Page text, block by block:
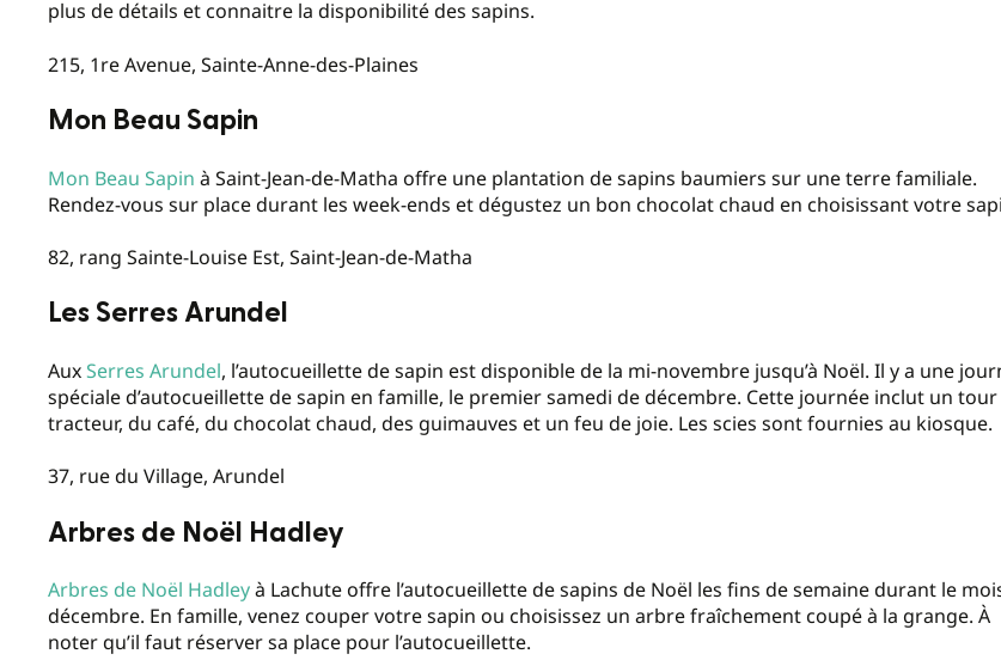
plus de détails et connaitre la disponibilité des sapins.
215, 1re Avenue, Sainte-Anne-des-Plaines
Mon Beau Sapin
Mon Beau Sapin à Saint-Jean-de-Matha offre une plantation de sapins baumiers sur une terre familiale.
Rendez-vous sur place durant les week-ends et dégustez un bon chocolat chaud en choisissant votre
82, rang Sainte-Louise Est, Saint-Jean-de-Matha
Les Serres Arundel
AuxSerres Arundel, l’autocueillette de sapin est disponible de la mi-novembre jusqu’à Noël. Il y a une
spéciale d’autocueillette de sapin en famille, le premier samedi de décembre. Cette journée inclut un
tracteur, du café, du chocolat chaud, des guimauves et un feu de joie. Les scies sont fournies au kiosque.
37, rue du Village, Arundel
Arbres de Noël Hadley
Arbres de Noël Hadleyà Lachute offre l’autocueillette de sapins de Noël les fins de semaine durant le
décembre. En famille, venez couper votre sapin ou choisissez un arbre fraîchement coupé à la grange. À
noter qu’il faut réserver sa place pour l’autocueillette.